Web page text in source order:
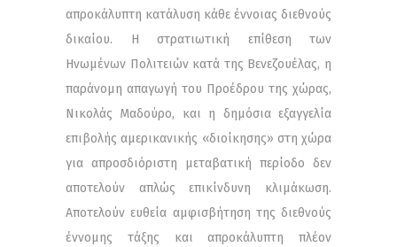
απροκάλυπτη κατάλυση κάθε έννοιας διεθνούς
δικαίου. Η στρατιωτική επίθεση των
Ηνωμένων Πολιτειών κατά της Βενεζουέλας, η
παράνομη απαγωγή του Προέδρου της χώρας,
Νικολάς Μαδούρο, και η δημόσια εξαγγελία
επιβολής αμερικανικής «διοίκησης» στη χώρα
για απροσδιόριστη μεταβατική περίοδο δεν
αποτελούν απλώς επικίνδυνη κλιμάκωση.
Αποτελούν ευθεία αμφισβήτηση της διεθνούς
έννομης τάξης και απροκάλυπτη πλέον